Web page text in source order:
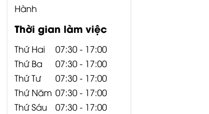
Hành
Thời gian làm việc
Thứ Hai
07:30 - 17:00
Thứ Ba
07:30 - 17:00
Thứ Tư
07:30 - 17:00
Thứ Năm 07:30 - 17:00
Thứ Sáu
07:30 - 17:00